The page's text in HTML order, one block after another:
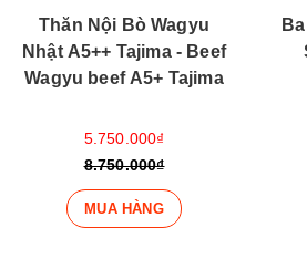
Thăn Nội Bò Wagyu
Nhật A5++ Tajima - Beef
Wagyu beef A5+ Tajima
5.750.000₫
8.750.000₫
MUA HÀNG